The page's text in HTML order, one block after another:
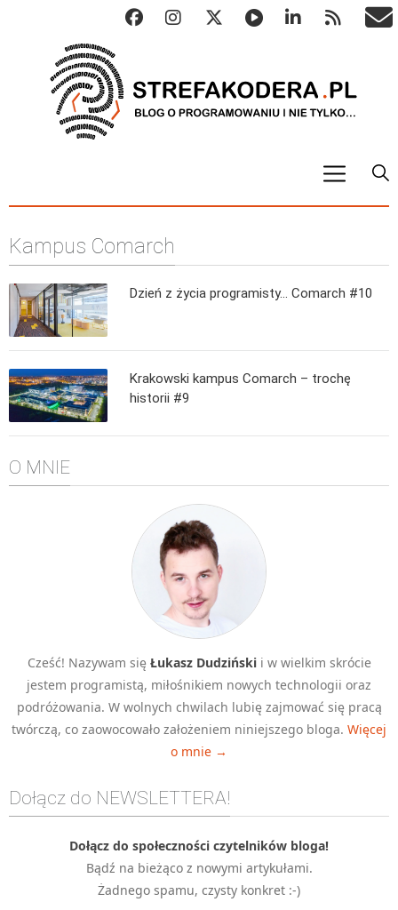
Metody numeryczne
Algorytmy konwersji
C++
Elementarz Java
Pascal
WEB
.htaccess
HTML 5
CSS 3
JavaScript
Django
PHP
MOBILE
Android
KONTROLA WERSJI
Git
Kampus Comarch
Dzień z życia programisty… Comarch #10
Krakowski kampus Comarch – trochę
historii #9
O MNIE
Cześć! Nazywam się Łukasz Dudzińskii w wielkim skrócie
jestem programistą, miłośnikiem nowych technologii oraz
podróżowania. W wolnych chwilach lubię zajmować się pracą
twórczą, co zaowocowało założeniem niniejszego bloga. Więcej
o mnie →
Dołącz do NEWSLETTERA!
Dołącz do społeczności czytelników bloga!
Bądź na bieżąco z nowymi artykułami.
Żadnego spamu, czysty konkret :-)